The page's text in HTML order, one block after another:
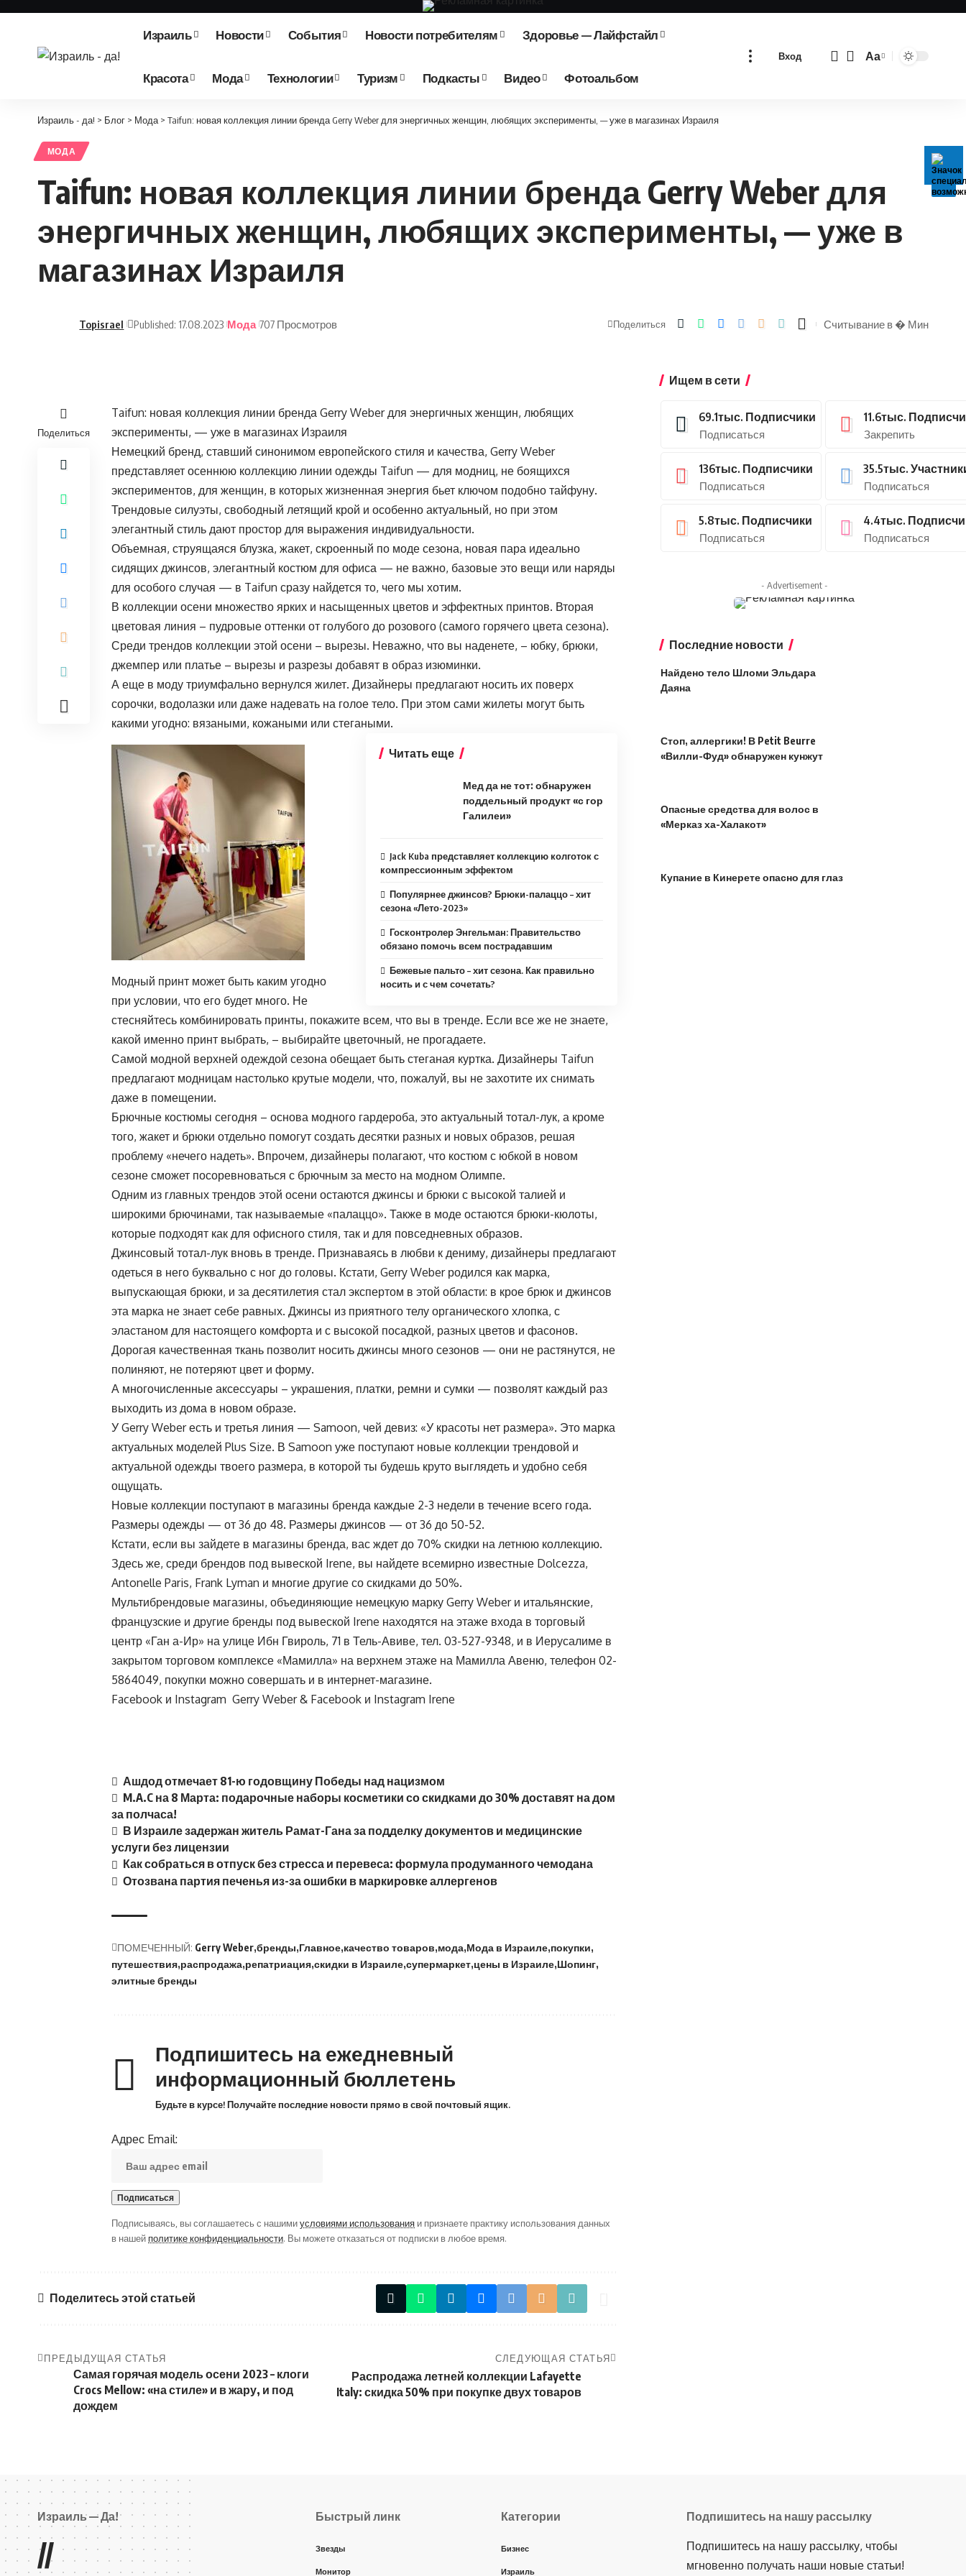
Израиль Новости События Новости потребителям Здоровье — Лайфстайл
Красота Мода Технологии Туризм Подкасты Видео Фотоальбом
Вход
Изменение
Аа
Израиль - да! > Блог > Мода > Taifun: новая коллекция линии бренда Gerry Weber для энергичных женщин, любящих эксперименты, — уже в магазинах Израиля
МОДА
Taifun: новая коллекция линии бренда Gerry Weber для
энергичных женщин, любящих эксперименты, — уже в
магазинах Израиля
Topisrael Published: 17.08.2023 Мода 707 Просмотров Поделиться Считывание в � Мин
Поделиться
Taifun: новая коллекция линии бренда Gerry Weber для энергичных женщин, любящих
эксперименты, — уже в магазинах Израиля
Немецкий бренд, ставший синонимом европейского стиля и качества, Gerry Weber
представляет осеннюю коллекцию линии одежды Taifun — для модниц, не боящихся
экспериментов, для женщин, в которых жизненная энергия бьет ключом подобно тайфуну.
Трендовые силуэты, свободный летящий крой и особенно актуальный, но при этом
элегантный стиль дают простор для выражения индивидуальности.
Объемная, струящаяся блузка, жакет, скроенный по моде сезона, новая пара идеально
сидящих джинсов, элегантный костюм для офиса — не важно, базовые это вещи или наряды
для особого случая — в Taifun сразу найдется то, чего мы хотим.
В коллекции осени множество ярких и насыщенных цветов и эффектных принтов. Вторая
цветовая линия – пудровые оттенки от голубого до розового (самого горячего цвета сезона).
Среди трендов коллекции этой осени – вырезы. Неважно, что вы наденете, – юбку, брюки,
джемпер или платье – вырезы и разрезы добавят в образ изюминки.
А еще в моду триумфально вернулся жилет. Дизайнеры предлагают носить их поверх
сорочки, водолазки или даже надевать на голое тело. При этом сами жилеты могут быть
какими угодно: вязаными, кожаными или стегаными.
Читать еще
Мед да не тот: обнаружен
поддельный продукт «с гор
Галилеи»
Jack Kuba представляет коллекцию колготок с
компрессионным эффектом
Популярнее джинсов? Брюки-палаццо – хит
сезона «Лето-2023»
Госконтролер Энгельман: Правительство
обязано помочь всем пострадавшим
Бежевые пальто – хит сезона. Как правильно
носить и с чем сочетать?
Модный принт может быть каким угодно
при условии, что его будет много. Не
стесняйтесь комбинировать принты, покажите всем, что вы в тренде. Если все же не знаете,
какой именно принт выбрать, – выбирайте цветочный, не прогадаете.
Самой модной верхней одеждой сезона обещает быть стеганая куртка. Дизайнеры Taifun
предлагают модницам настолько крутые модели, что, пожалуй, вы не захотите их снимать
даже в помещении.
Брючные костюмы сегодня – основа модного гардероба, это актуальный тотал-лук, а кроме
того, жакет и брюки отдельно помогут создать десятки разных и новых образов, решая
проблему «нечего надеть». Впрочем, дизайнеры полагают, что костюм с юбкой в новом
сезоне сможет посоревноваться с брючным за место на модном Олимпе.
Одним из главных трендов этой осени остаются джинсы и брюки с высокой талией и
широкими брючинами, так называемые «палаццо». Также в моде остаются брюки-кюлоты,
которые подходят как для офисного стиля, так и для повседневных образов.
Джинсовый тотал-лук вновь в тренде. Признаваясь в любви к дениму, дизайнеры предлагают
одеться в него буквально с ног до головы. Кстати, Gerry Weber родился как марка,
выпускающая брюки, и за десятилетия стал экспертом в этой области: в крое брюк и джинсов
эта марка не знает себе равных. Джинсы из приятного телу органического хлопка, с
эластаном для настоящего комфорта и с высокой посадкой, разных цветов и фасонов.
Дорогая качественная ткань позволит носить джинсы много сезонов — они не растянутся, не
полиняют, не потеряют цвет и форму.
А многочисленные аксессуары – украшения, платки, ремни и сумки — позволят каждый раз
выходить из дома в новом образе.
У Gerry Weber есть и третья линия — Samoon, чей девиз: «У красоты нет размера». Это марка
актуальных моделей Plus Size. В Samoon уже поступают новые коллекции трендовой и
актуальной одежды твоего размера, в которой ты будешь круто выглядеть и удобно себя
ощущать.
Новые коллекции поступают в магазины бренда каждые 2-3 недели в течение всего года.
Размеры одежды — от 36 до 48. Размеры джинсов — от 36 до 50-52.
Кстати, если вы зайдете в магазины бренда, вас ждет до 70% скидки на летнюю коллекцию.
Здесь же, среди брендов под вывеской Irene, вы найдете всемирно известные Dolcezza,
Antonelle Paris, Frank Lyman и многие другие со скидками до 50%.
Мультибрендовые магазины, объединяющие немецкую марку Gerry Weber и итальянские,
французские и другие бренды под вывеской Irene находятся на этаже входа в торговый
центр «Ган а-Ир» на улице Ибн Гвироль, 71 в Тель-Авиве, тел. 03-527-9348, и в Иерусалиме в
закрытом торговом комплексе «Мамилла» на верхнем этаже на Мамилла Авеню, телефон 02-
5864049, покупки можно совершать и в интернет-магазине.
Facebook и Instagram Gerry Weber & Facebook и Instagram Irene
Ашдод отмечает 81-ю годовщину Победы над нацизмом
M.A.C на 8 Марта: подарочные наборы косметики со скидками до 30% доставят на дом
за полчаса!
В Израиле задержан житель Рамат-Гана за подделку документов и медицинские
услуги без лицензии
Как собраться в отпуск без стресса и перевеса: формула продуманного чемодана
Отозвана партия печенья из-за ошибки в маркировке аллергенов
ПОМЕЧЕННЫЙ: Gerry Weber бренды Главное качество товаров мода Мода в Израиле покупки
путешествия распродажа репатриация скидки в Израиле супермаркет цены в Израиле Шопинг
элитные бренды
Подпишитесь на ежедневный
информационный бюллетень
Будьте в курсе! Получайте последние новости прямо в свой почтовый ящик.
Адрес Email:
Подписываясь, вы соглашаетесь с нашимиусловиями использования и признаете практику использования данных
в нашей политике конфиденциальности. Вы можете отказаться от подписки в любое время.
Поделитесь этой статьей
ПРЕДЫДУЩАЯ СТАТЬЯ
Самая горячая модель осени 2023 – клоги
Crocs Mellow: «на стиле» и в жару, и под
дождем
СЛЕДУЮЩАЯ СТАТЬЯ
Распродажа летней коллекции Lafayette
Italy: скидка 50% при покупке двух товаров
Ищем в сети
69.1тыс. Подписчики
Подписаться
11.6тыс.
Закрепить
136тыс. Подписчики
Подписаться
35.5тыс.
Подписаться
5.8тыс. Подписчики
Подписаться
4.4тыс.
Подписаться
- Advertisement -
Последние новости
Найдено тело Шломи Эльдара
Даяна
Стоп, аллергики! В Petit Beurre
«Вилли-Фуд» обнаружен кунжут
Опасные средства для волос в
«Мерказ ха-Халакот»
Купание в Кинерете опасно для глаз
Израиль — Да!
//
Быстрый линк
Звезды
Монитор
Категории
Бизнес
Израиль
Подпишитесь на нашу рассылку
Подпишитесь на нашу рассылку, чтобы
мгновенно получать наши новые статьи!